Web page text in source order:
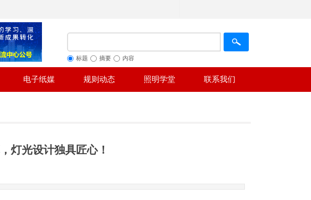
标题 摘要 内容
电子纸媒 规则动态 照明学堂 联系我们
灯光设计独具匠心！